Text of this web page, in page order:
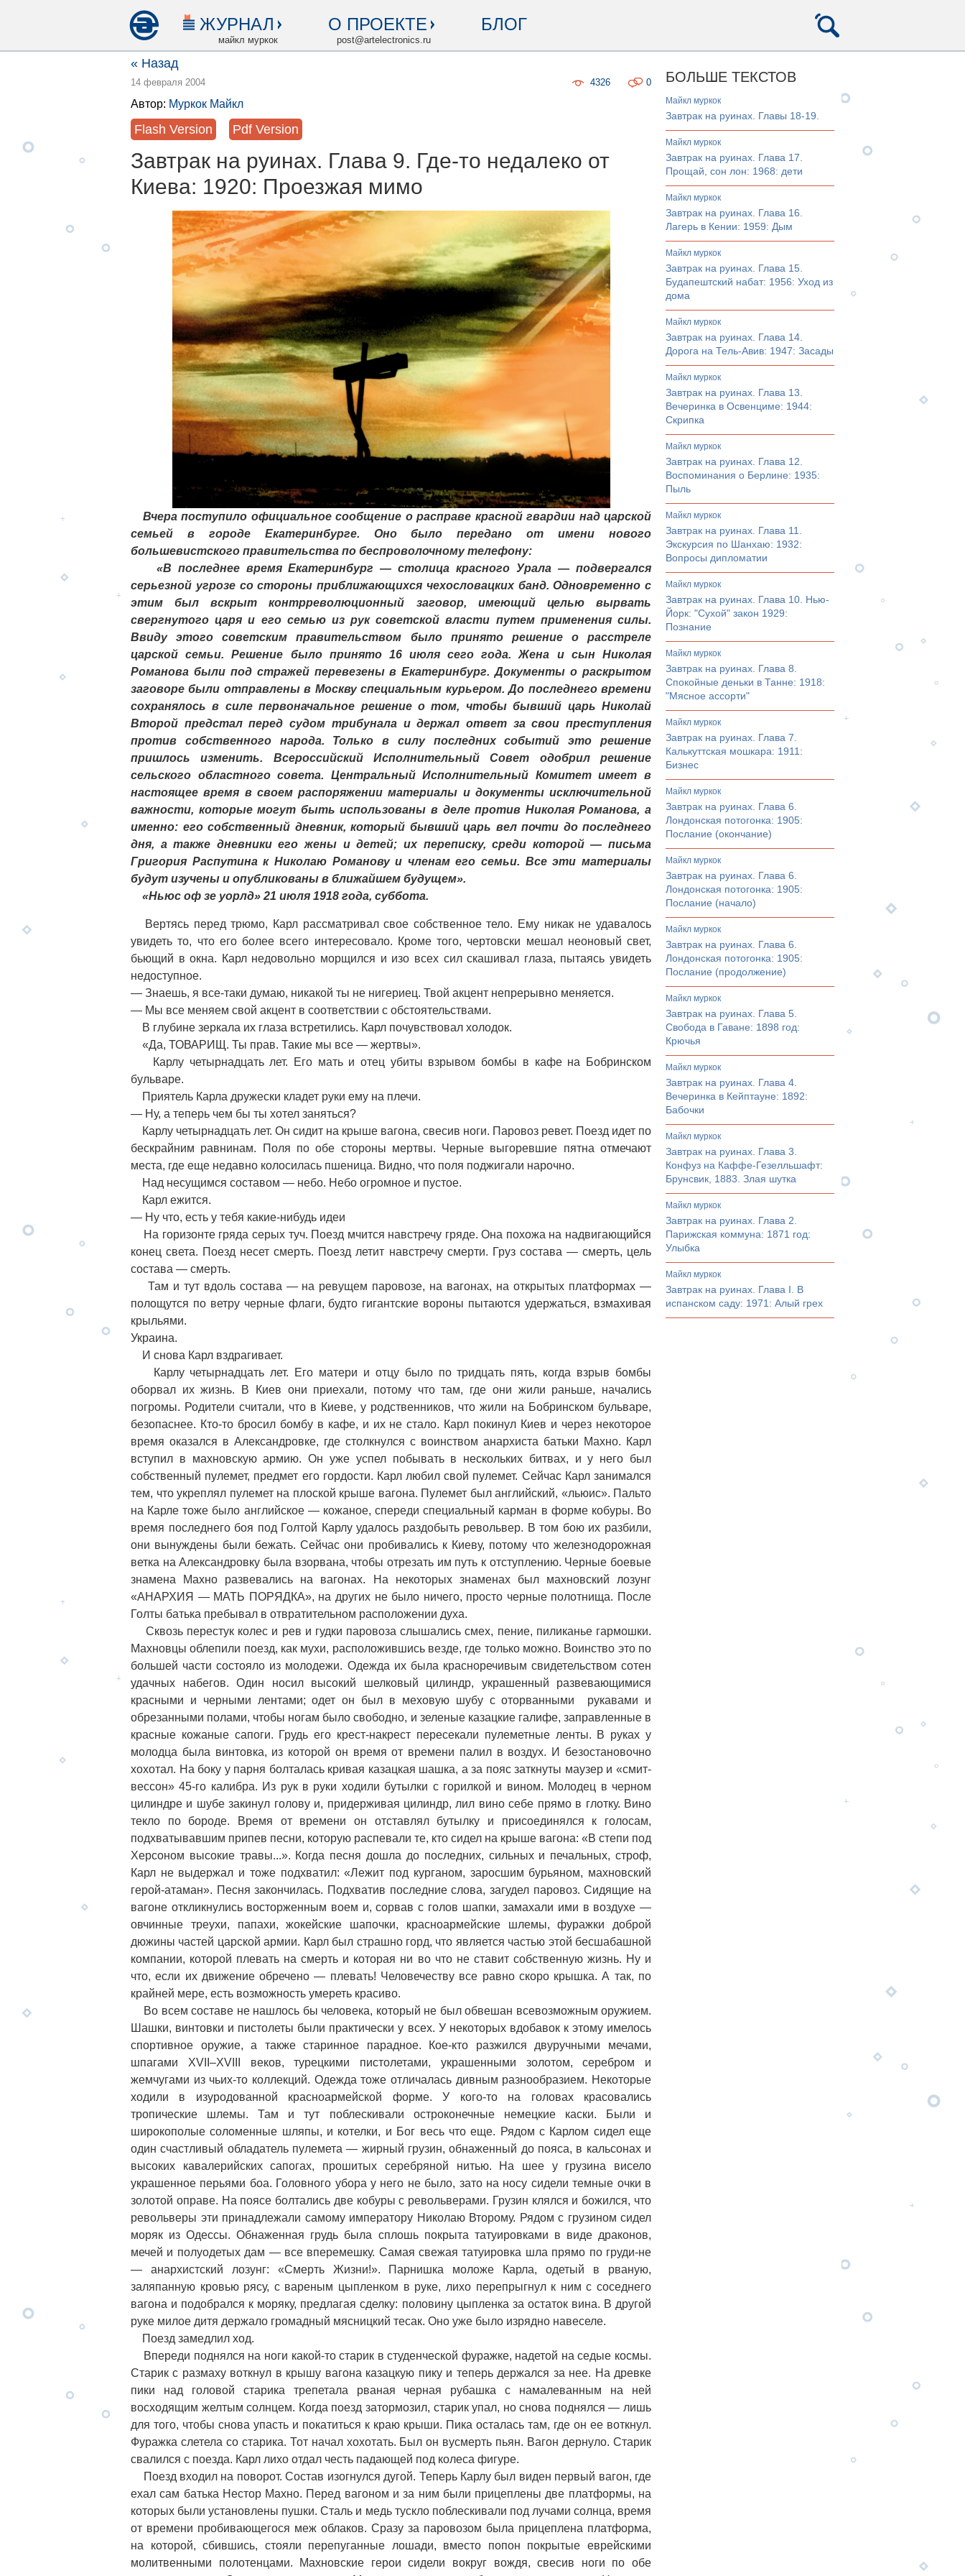
ЖУРНАЛ
майкл муркок
О ПРОЕКТЕ
post@artelectronics.ru
БЛОГ
« Назад
14 февраля 2004 0
4326
Автор: Муркок Майкл
Flash Version Pdf Version
Завтрак на руинах. Глава 9. Где-то недалеко от
Киева: 1920: Проезжая мимо
Вчера поступило официальное сообщение о расправе красной гвардии над царской
семьей в городе Екатеринбурге. Оно было передано от имени нового
большевистского правительства по беспроволочному телефону:
«В последнее время Екатеринбург — столица красного Урала — подвергался
серьезной угрозе со стороны приближающихся чехословацких банд. Одновременно с
этим был вскрыт контрреволюционный заговор, имеющий целью вырвать
свергнутого царя и его семью из рук советской власти путем применения силы.
Ввиду этого советским правительством было принято решение о расстреле
царской семьи. Решение было принято 16 июля сего года. Жена и сын Николая
Романова были под стражей перевезены в Екатеринбург. Документы о раскрытом
заговоре были отправлены в Москву специальным курьером. До последнего времени
сохранялось в силе первоначальное решение о том, чтобы бывший царь Николай
Второй предстал перед судом трибунала и держал ответ за свои преступления
против собственного народа. Только в силу последних событий это решение
пришлось изменить. Всероссийский Исполнительный Совет одобрил решение
сельского областного совета. Центральный Исполнительный Комитет имеет в
настоящее время в своем распоряжении материалы и документы исключительной
важности, которые могут быть использованы в деле против Николая Романова, а
именно: его собственный дневник, который бывший царь вел почти до последнего
дня, а также дневники его жены и детей; их переписку, среди которой — письма
Григория Распутина к Николаю Романову и членам его семьи. Все эти материалы
будут изучены и опубликованы в ближайшем будущем».
«Ньюс оф зе уорлд» 21 июля 1918 года, суббота.
Вертясь перед трюмо, Карл рассматривал свое собственное тело. Ему никак не удавалось
увидеть то, что его более всего интересовало. Кроме того, чертовски мешал неоновый свет,
бьющий в окна. Карл недовольно морщился и изо всех сил скашивал глаза, пытаясь увидеть
недоступное.
— Знаешь, я все-таки думаю, никакой ты не нигериец. Твой акцент непрерывно меняется.
— Мы все меняем свой акцент в соответствии с обстоятельствами.
В глубине зеркала их глаза встретились. Карл почувствовал холодок.
«Да, ТОВАРИЩ. Ты прав. Такие мы все — жертвы».
Карлу четырнадцать лет. Его мать и отец убиты взрывом бомбы в кафе на Бобринском
бульваре.
Приятель Карла дружески кладет руки ему на плечи.
— Ну, а теперь чем бы ты хотел заняться?
Карлу четырнадцать лет. Он сидит на крыше вагона, свесив ноги. Паровоз ревет. Поезд идет по
бескрайним равнинам. Поля по обе стороны мертвы. Черные выгоревшие пятна отмечают
места, где еще недавно колосилась пшеница. Видно, что поля поджигали нарочно.
Над несущимся составом — небо. Небо огромное и пустое.
Карл ежится.
— Ну что, есть у тебя какие-нибудь идеи
На горизонте гряда серых туч. Поезд мчится навстречу гряде. Она похожа на надвигающийся
конец света. Поезд несет смерть. Поезд летит навстречу смерти. Груз состава — смерть, цель
состава — смерть.
Там и тут вдоль состава — на ревущем паровозе, на вагонах, на открытых платформах —
полощутся по ветру черные флаги, будто гигантские вороны пытаются удержаться, взмахивая
крыльями.
Украина.
И снова Карл вздрагивает.
Карлу четырнадцать лет. Его матери и отцу было по тридцать пять, когда взрыв бомбы
оборвал их жизнь. В Киев они приехали, потому что там, где они жили раньше, начались
погромы. Родители считали, что в Киеве, у родственников, что жили на Бобринском бульваре,
безопаснее. Кто-то бросил бомбу в кафе, и их не стало. Карл покинул Киев и через некоторое
время оказался в Александровке, где столкнулся с воинством анархиста батьки Махно. Карл
вступил в махновскую армию. Он уже успел побывать в нескольких битвах, и у него был
собственный пулемет, предмет его гордости. Карл любил свой пулемет. Сейчас Карл занимался
тем, что укреплял пулемет на плоской крыше вагона. Пулемет был английский, «льюис». Пальто
на Карле тоже было английское — кожаное, спереди специальный карман в форме кобуры. Во
время последнего боя под Голтой Карлу удалось раздобыть револьвер. В том бою их разбили,
они вынуждены были бежать. Сейчас они пробивались к Киеву, потому что железнодорожная
ветка на Александровку была взорвана, чтобы отрезать им путь к отступлению. Черные боевые
знамена Махно развевались на вагонах. На некоторых знаменах был махновский лозунг
«АНАРХИЯ — МАТЬ ПОРЯДКА», на других не было ничего, просто черные полотнища. После
Голты батька пребывал в отвратительном расположении духа.
Сквозь перестук колес и рев и гудки паровоза слышались смех, пение, пиликанье гармошки.
Махновцы облепили поезд, как мухи, расположившись везде, где только можно. Воинство это по
большей части состояло из молодежи. Одежда их была красноречивым свидетельством сотен
удачных набегов. Один носил высокий шелковый цилиндр, украшенный развевающимися
красными и черными лентами; одет он был в меховую шубу с оторванными рукавами и
обрезанными полами, чтобы ногам было свободно, и зеленые казацкие галифе, заправленные в
красные кожаные сапоги. Грудь его крест-накрест пересекали пулеметные ленты. В руках у
молодца была винтовка, из которой он время от времени палил в воздух. И безостановочно
хохотал. На боку у парня болталась кривая казацкая шашка, а за пояс заткнуты маузер и «смит-
вессон» 45-го калибра. Из рук в руки ходили бутылки с горилкой и вином. Молодец в черном
цилиндре и шубе закинул голову и, придерживая цилиндр, лил вино себе прямо в глотку. Вино
текло по бороде. Время от времени он отставлял бутылку и присоединялся к голосам,
подхватывавшим припев песни, которую распевали те, кто сидел на крыше вагона: «В степи под
Херсоном высокие травы...». Когда песня дошла до последних, сильных и печальных, строф,
Карл не выдержал и тоже подхватил: «Лежит под курганом, заросшим бурьяном, махновский
герой-атаман». Песня закончилась. Подхватив последние слова, загудел паровоз. Сидящие на
вагоне откликнулись восторженным воем и, сорвав с голов шапки, замахали ими в воздухе —
овчинные треухи, папахи, жокейские шапочки, красноармейские шлемы, фуражки доброй
дюжины частей царской армии. Карл был страшно горд, что является частью этой бесшабашной
компании, которой плевать на смерть и которая ни во что не ставит собственную жизнь. Ну и
что, если их движение обречено — плевать! Человечеству все равно скоро крышка. А так, по
крайней мере, есть возможность умереть красиво.
Во всем составе не нашлось бы человека, который не был обвешан всевозможным оружием.
Шашки, винтовки и пистолеты были практически у всех. У некоторых вдобавок к этому имелось
спортивное оружие, а также старинное парадное. Кое-кто разжился двуручными мечами,
шпагами XVII–XVIII веков, турецкими пистолетами, украшенными золотом, серебром и
жемчугами из чьих-то коллекций. Одежда тоже отличалась дивным разнообразием. Некоторые
ходили в изуродованной красноармейской форме. У кого-то на головах красовались
тропические шлемы. Там и тут поблескивали остроконечные немецкие каски. Были и
широкополые соломенные шляпы, и котелки, и Бог весь что еще. Рядом с Карлом сидел еще
один счастливый обладатель пулемета — жирный грузин, обнаженный до пояса, в кальсонах и
высоких кавалерийских сапогах, прошитых серебряной нитью. На шее у грузина висело
украшенное перьями боа. Головного убора у него не было, зато на носу сидели темные очки в
золотой оправе. На поясе болтались две кобуры с револьверами. Грузин клялся и божился, что
револьверы эти принадлежали самому императору Николаю Второму. Рядом с грузином сидел
моряк из Одессы. Обнаженная грудь была сплошь покрыта татуировками в виде драконов,
мечей и полуодетых дам — все вперемешку. Самая свежая татуировка шла прямо по груди-не
— анархистский лозунг: «Смерть Жизни!». Парнишка моложе Карла, одетый в рваную,
заляпанную кровью рясу, с вареным цыпленком в руке, лихо перепрыгнул к ним с соседнего
вагона и подобрался к моряку, предлагая сделку: половину цыпленка за остаток вина. В другой
руке милое дитя держало громадный мясницкий тесак. Оно уже было изрядно навеселе.
Поезд замедлил ход.
Впереди поднялся на ноги какой-то старик в студенческой фуражке, надетой на седые космы.
Старик с размаху воткнул в крышу вагона казацкую пику и теперь держался за нее. На древке
пики над головой старика трепетала рваная черная рубашка с намалеванным на ней
восходящим желтым солнцем. Когда поезд затормозил, старик упал, но снова поднялся — лишь
для того, чтобы снова упасть и покатиться к краю крыши. Пика осталась там, где он ее воткнул.
Фуражка слетела со старика. Тот начал хохотать. Был он вусмерть пьян. Вагон дернуло. Старик
свалился с поезда. Карл лихо отдал честь падающей под колеса фигуре.
Поезд входил на поворот. Состав изогнулся дугой. Теперь Карлу был виден первый вагон, где
ехал сам батька Нестор Махно. Перед вагоном и за ним были прицеплены две платформы, на
которых были установлены пушки. Сталь и медь тускло поблескивали под лучами солнца, время
от времени пробивающегося меж облаков. Сразу за паровозом была прицеплена платформа,
на которой, сбившись, стояли перепуганные лошади, вместо попон покрытые еврейскими
молитвенными полотенцами. Махновские герои сидели вокруг вождя, свесив ноги по обе
БОЛЬШЕ ТЕКСТОВ
майкл муркок
Завтрак на руинах. Главы 18-19.
майкл муркок
Завтрак на руинах. Глава 17.
Прощай, сон лон: 1968: дети
майкл муркок
Завтрак на руинах. Глава 16.
Лагерь в Кении: 1959: Дым
майкл муркок
Завтрак на руинах. Глава 15.
Будапештский набат: 1956: Уход из
дома
майкл муркок
Завтрак на руинах. Глава 14.
Дорога на Тель-Авив: 1947: Засады
майкл муркок
Завтрак на руинах. Глава 13.
Вечеринка в Освенциме: 1944:
Скрипка
майкл муркок
Завтрак на руинах. Глава 12.
Воспоминания о Берлине: 1935:
Пыль
майкл муркок
Завтрак на руинах. Глава 11.
Экскурсия по Шанхаю: 1932:
Вопросы дипломатии
майкл муркок
Завтрак на руинах. Глава 10. Нью-
Йорк: "Сухой" закон 1929:
Познание
майкл муркок
Завтрак на руинах. Глава 8.
Спокойные деньки в Танне: 1918:
"Мясное ассорти"
майкл муркок
Завтрак на руинах. Глава 7.
Калькуттская мошкара: 1911:
Бизнес
майкл муркок
Завтрак на руинах. Глава 6.
Лондонская потогонка: 1905:
Послание (окончание)
майкл муркок
Завтрак на руинах. Глава 6.
Лондонская потогонка: 1905:
Послание (начало)
майкл муркок
Завтрак на руинах. Глава 6.
Лондонская потогонка: 1905:
Послание (продолжение)
майкл муркок
Завтрак на руинах. Глава 5.
Свобода в Гаване: 1898 год:
Крючья
майкл муркок
Завтрак на руинах. Глава 4.
Вечеринка в Кейптауне: 1892:
Бабочки
майкл муркок
Завтрак на руинах. Глава 3.
Конфуз на Каффе-Гезелльшафт:
Брунсвик, 1883. Злая шутка
майкл муркок
Завтрак на руинах. Глава 2.
Парижская коммуна: 1871 год:
Улыбка
майкл муркок
Завтрак на руинах. Глава I. В
испанском саду: 1971: Алый грех